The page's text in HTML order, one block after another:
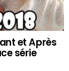
et Après
série